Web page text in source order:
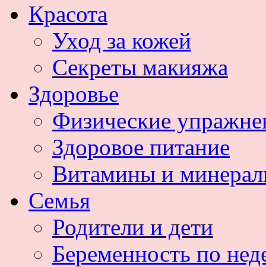
Красота
Уход за кожей
Секреты макияжа
Здоровье
Физические
Здоровое питание
Витамины и
Семья
Родители и дети
Беременность по